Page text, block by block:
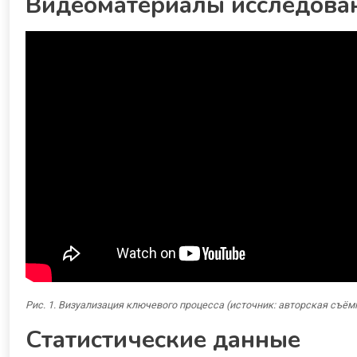
Рис. 1. Визуализация ключевого процесса (источник: авторская
Статистические данные